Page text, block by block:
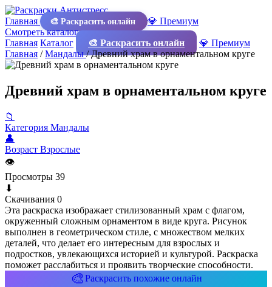
Главная 🎨 Раскрасить онлайн
💎 Премиум
Смотреть каталог
Главная Каталог 🎨 Раскрасить онлайн
💎 Премиум
Главная /Мандалы/Древний храм в орнаментальном круге
Древний храм в орнаментальном круге
📁
Категория Мандалы
👤
Возраст Взрослые
👁
Просмотры 39
⬇
Скачивания 0
Эта раскраска изображает стилизованный храм с флагом,
окруженный сложным орнаментом в виде круга. Рисунок
выполнен в геометрическом стиле, с множеством мелких
деталей, что делает его интересным для взрослых и
подростков, увлекающихся историей и культурой. Раскраска
поможет расслабиться и проявить творческие способности.
🎨Раскрасить похожие онлайн